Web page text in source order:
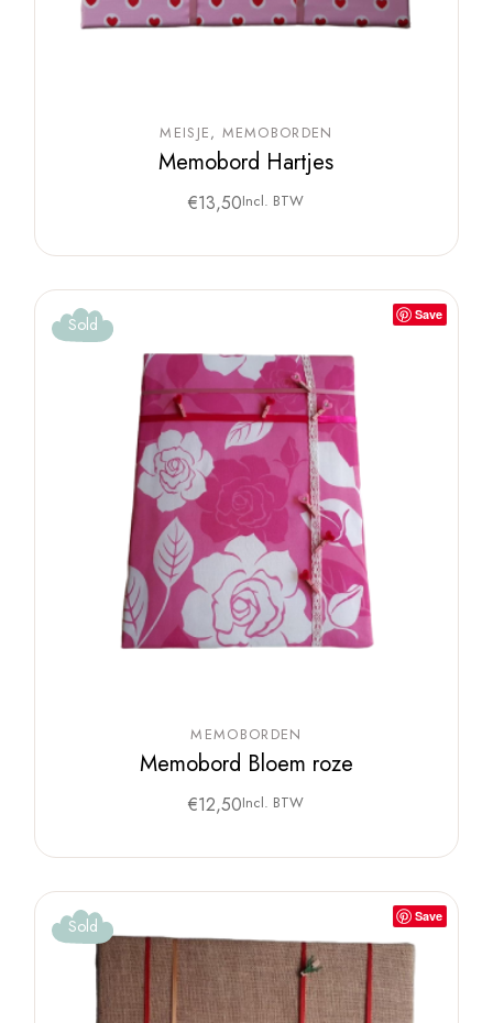
MEISJE MEMOBORDEN
Memobord Hartjes
€13,50Incl. BTW
Save
Sold
MEMOBORDEN
Memobord Bloem roze
€12,50Incl. BTW
Save
Sold